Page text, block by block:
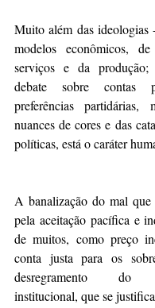
Muito além das ideologias
modelos econômicos,
serviços e da
debate sobre contas
preferências
nuances de cores e das
políticas, está o caráter
A banalização do mal que
pela aceitação pacífica e
de muitos, como preço
conta justa para os
desregramento do
institucional, que se